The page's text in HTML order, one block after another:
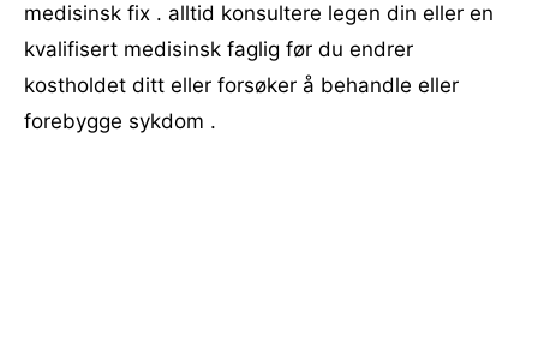
medisinsk fix . alltid konsultere legen din eller en
kvalifisert medisinsk faglig før du endrer
kostholdet ditt eller forsøker å behandle eller
forebygge sykdom .